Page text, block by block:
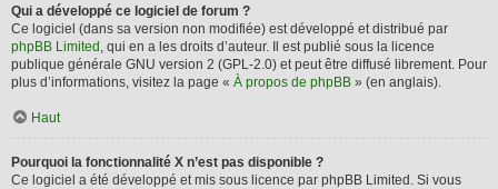
Qui a développé ce logiciel de forum ?
Ce logiciel (dans sa version non modifiée) est développé et distribué par
phpBB Limited , qui en a les droits d’auteur. Il est publié sous la licence
publique générale GNU version 2 (GPL-2.0) et peut être diffusé librement. Pour
plus d’informations, visitez la page « À propos de phpBB » (en anglais).
Haut
Pourquoi la fonctionnalité X n’est pas disponible ?
Ce logiciel a été développé et mis sous licence par phpBB Limited. Si vous